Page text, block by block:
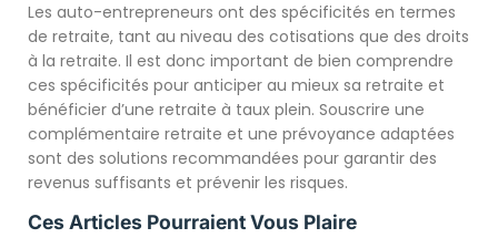
Les auto-entrepreneurs ont des spécificités en termes
de retraite, tant au niveau des cotisations que des droits
à la retraite. Il est donc important de bien comprendre
ces spécificités pour anticiper au mieux sa retraite et
bénéficier d’une retraite à taux plein. Souscrire une
complémentaire retraite et une prévoyance adaptées
sont des solutions recommandées pour garantir des
revenus suffisants et prévenir les risques.
Ces Articles Pourraient Vous Plaire